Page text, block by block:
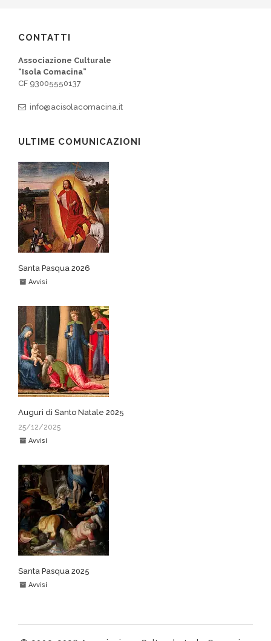
CONTATTI
Associazione Culturale
“Isola Comacina”
CF 93005550137
info@acisolacomacina.it
ULTIME COMUNICAZIONI
Santa Pasqua 2026
Avvisi
Auguri di Santo Natale 2025
25/12/2025
Avvisi
Santa Pasqua 2025
Avvisi